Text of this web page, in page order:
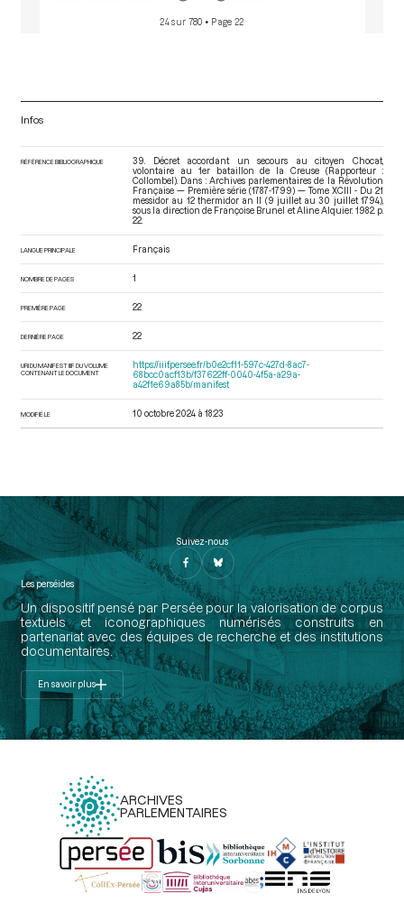
24 sur 780 • Page 22
Infos
RÉFÉRENCE BIBLIOGRAPHIQUE
39. Décret accordant un secours au citoyen Chocat,
volontaire au 1er bataillon de la Creuse (Rapporteur :
Collombel). Dans : Archives parlementaires de la Révolution
Française — Première série (1787-1799) — Tome XCIII - Du 21
messidor au 12 thermidor an II (9 juillet au 30 juillet 1794),
sous la direction de Françoise Brunel et Aline Alquier. 1982. p.
22.
LANGUE PRINCIPALE Français
NOMBRE DE PAGES 1
PREMIÈRE PAGE 22
DERNIÈRE PAGE 22
URI DU MANIFEST IIIF DU VOLUME
CONTENANT LE DOCUMENT
https://iiif.persee.fr/b0e2cf11-597c-427d-8ac7-
68bcc0acf13b/f37622ff-0040-4f5a-a29a-
a42f1e69a85b/manifest
MODIFIÉ LE 10 octobre 2024 à 18:23
Suivez-nous
Les perséides
Un dispositif pensé par Persée pour la valorisation de corpus
textuels et iconographiques numérisés construits en
partenariat avec des équipes de recherche et des institutions
documentaires.
En savoir plus
ARCHIVES
PARLEMENTAIRES